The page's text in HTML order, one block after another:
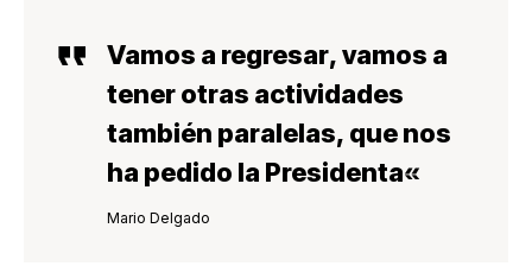
Vamos a regresar, vamos a
tener otras actividades
también paralelas, que nos
ha pedido la Presidenta«
Mario Delgado